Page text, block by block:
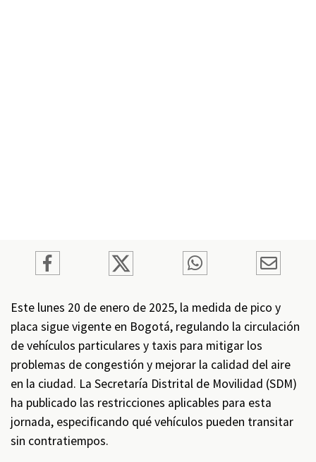
Este lunes 20 de enero de 2025, la medida de pico y
placa sigue vigente en Bogotá, regulando la circulación
de vehículos particulares y taxis para mitigar los
problemas de congestión y mejorar la calidad del aire
en la ciudad. La Secretaría Distrital de Movilidad (SDM)
ha publicado las restricciones aplicables para esta
jornada, especificando qué vehículos pueden transitar
sin contratiempos.